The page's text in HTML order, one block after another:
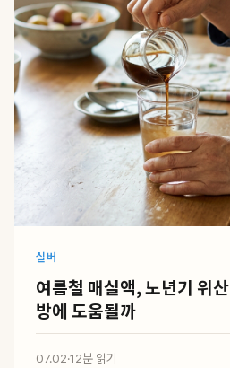
실버
여름철 매실액, 노년기 위
방에 도움될까
07.02·12분 읽기